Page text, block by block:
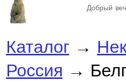
Добрый
Каталог→
Россия →